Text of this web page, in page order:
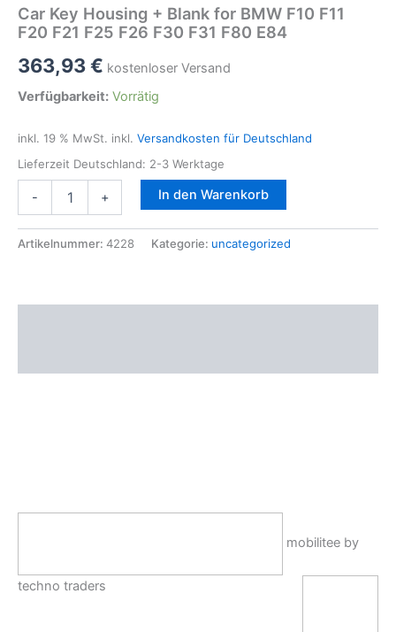
Car Key Housing + Blank for BMW F10 F11
F20 F21 F25 F26 F30 F31 F80 E84
363,93€ kostenloser Versand
Verfügbarkeit: Vorrätig
inkl. 19 % MwSt. inkl. Versandkosten für Deutschland
Lieferzeit Deutschland: 2-3 Werktage
-
+
+ In den Warenkorb
Artikelnummer: 4228 Kategorie: uncategorized
mobilitee by
techno traders